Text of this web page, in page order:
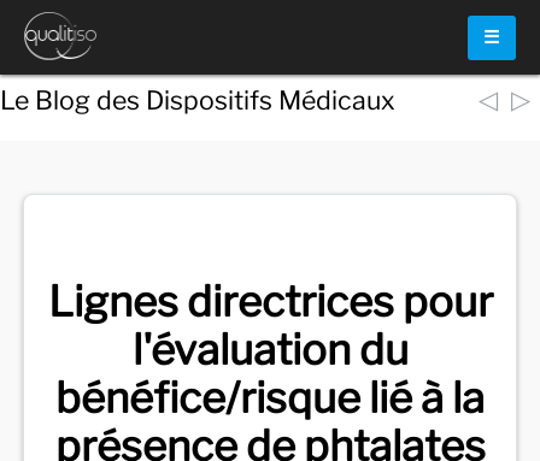
☰
Le Blog des Dispositifs Médicaux ◁ ▷
Lignes directrices pour
l'évaluation du
bénéfice/risque lié à la
présence de phtalates